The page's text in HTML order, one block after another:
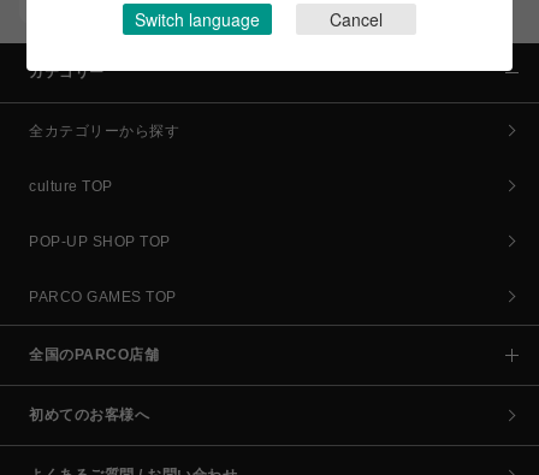
コイン＆クーポンでPARCOでのお買い物がオトクに
カテゴリー
全カテゴリーから探す
culture TOP
POP-UP SHOP TOP
PARCO GAMES TOP
全国のPARCO店舗
初めてのお客様へ
Switch language Cancel